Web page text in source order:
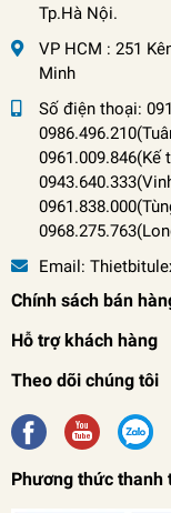
Tp.Hà Nội.
VP HCM : 251
Minh
Số điện thoại:
0961.009.846(Kế
Email:
Chính sách bán
Hỗ trợ khách hàng
Theo dõi chúng tôi
Phương thức thanh